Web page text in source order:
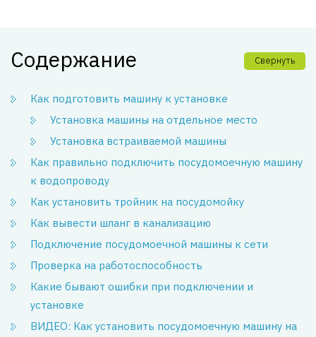
Содержание Свернуть
Как подготовить машину к установке
Установка машины на отдельное место
Установка встраиваемой машины
Как правильно подключить посудомоечную машину
к водопроводу
Как установить тройник на посудомойку
Как вывести шланг в канализацию
Подключение посудомоечной машины к сети
Проверка на работоспособность
Какие бывают ошибки при подключении и
установке
ВИДЕО: Как установить посудомоечную машину на